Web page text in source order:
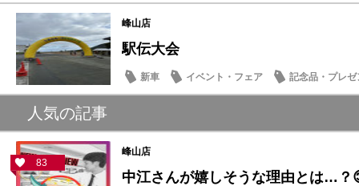
お買得車情報
峰山店
駅伝大会
新車 イベント・フェア
記念品・プレゼ
カーナビゲーション
人気の記事
83
峰山店
中江さんが嬉しそうな理由とは…？